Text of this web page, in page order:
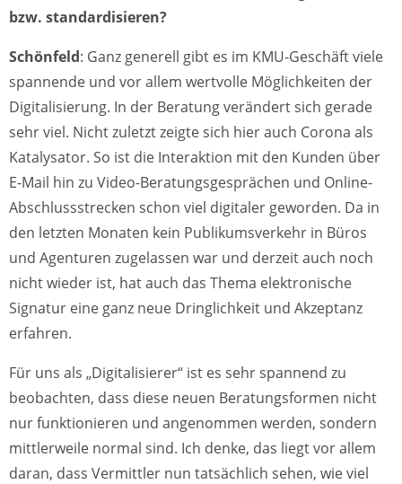
bzw. standardisieren?
Schönfeld: Ganz generell gibt es im KMU-Geschäft viele
spannende und vor allem wertvolle Möglichkeiten der
Digitalisierung. In der Beratung verändert sich gerade
sehr viel. Nicht zuletzt zeigte sich hier auch Corona als
Katalysator. So ist die Interaktion mit den Kunden über
E-Mail hin zu Video-Beratungsgesprächen und Online-
Abschlussstrecken schon viel digitaler geworden. Da in
den letzten Monaten kein Publikumsverkehr in Büros
und Agenturen zugelassen war und derzeit auch noch
nicht wieder ist, hat auch das Thema elektronische
Signatur eine ganz neue Dringlichkeit und Akzeptanz
erfahren.
Für uns als „Digitalisierer“ ist es sehr spannend zu
beobachten, dass diese neuen Beratungsformen nicht
nur funktionieren und angenommen werden, sondern
mittlerweile normal sind. Ich denke, das liegt vor allem
daran, dass Vermittler nun tatsächlich sehen, wie viel